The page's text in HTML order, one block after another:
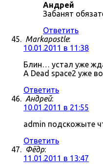
Андрей
Забанят
Ответить
Markapostle:
10.01.2011 в 11:38
Блин… устал уже
А Dead space2 уже
Ответить
Андрей:
10.01.2011 в 21:55
admin подскожыте
Ответить
Фёдр:
11.01.2011 в 13:47